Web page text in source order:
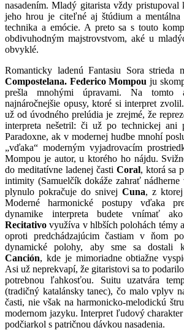
nasadením. Mladý gitarista vždy pristupoval
jeho hrou je citeľné aj štúdium a mentálna
technika a emócie. A preto sa s touto
obdivuhodným majstrovstvom, aké u
obvyklé.
Romanticky ladenú Fantasiu Sora strieda
Compostelana. Federico Mompou ju
prešla mnohými úpravami. Na tomto
najnáročnejšie opusy, ktoré si interpret
už od úvodného prelúdia je zrejmé, že
interpreta nešetril: či už po technickej ani
Paradoxne, ak v modernej hudbe mnohí
„vďaka“ moderným vyjadrovacím
Mompou je autor, u ktorého ho nájdu.
do meditatívne ladenej časti Coral, ktorá sa
intimity (Samuelčík dokáže zahrať nádherne
plynulo pokračuje do snivej Cuna, z
Moderné harmonické postupy vďaka
dynamike interpreta budete vnímať
Recitativo využíva v hlbších polohách témy
oproti predchádzajúcim častiam v ňom
dynamické polohy, aby sme sa dostali
Canción, kde je mimoriadne obtiažne
Asi už neprekvapí, že gitaristovi sa to
potrebnou ľahkosťou. Suitu uzatvára
(tradičný katalánsky tanec), čo malo vplyv
časti, nie však na harmonicko-melodickú
modernom jazyku. Interpret ľudový
podčiarkol s patričnou dávkou nasadenia.